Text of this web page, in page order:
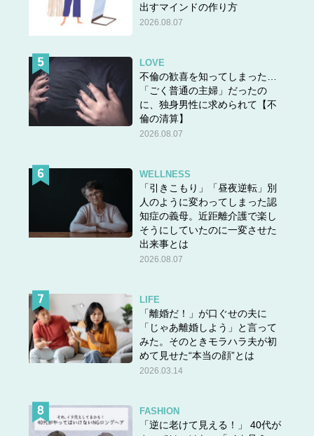
ONSENSOU （右）ゴールデンシルクリペアシャンプー 250ml 4,400円
髪の根本的なケアを狙って、重炭酸シャワーを始め
てみました
出すマインドの作り方
2026.08.07
LOVE
不倫の歓喜を知ってしまった…
「ごく普通の主婦」だったの
に、独身男性に求められて【不
倫の清算】
2026.08.07
WELLNESS
「引きこもり」「昼夜逆転」別
人のように変わってしまった認
知症の義母。近距離介護で楽し
そうにしていたのに一変させた
出来事とは
2026.08.07
LIFE
「離婚だ！」が口ぐせの夫に
「じゃあ離婚しよう」と言って
みた。そのときモラハラ夫が初
めて見せた“本当の顔”とは
2026.03.14
FASHION
「逆に老けて見える！」 40代が